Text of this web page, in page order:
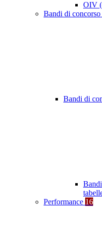
OIV
Bandi di concorso
Bandi di
Performance 16